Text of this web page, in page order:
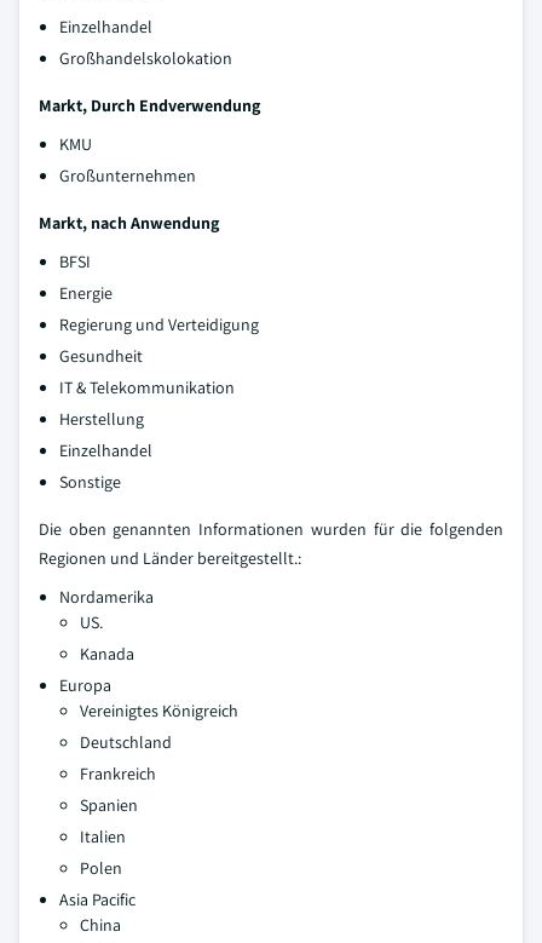
Einzelhandel
Großhandelskolokation
Markt, Durch Endverwendung
KMU
Großunternehmen
Markt, nach Anwendung
BFSI
Energie
Regierung und Verteidigung
Gesundheit
IT & Telekommunikation
Herstellung
Einzelhandel
Sonstige
Die oben genannten Informationen wurden für die folgenden
Regionen und Länder bereitgestellt.:
Nordamerika
US.
Kanada
Europa
Vereinigtes Königreich
Deutschland
Frankreich
Spanien
Italien
Polen
Asia Pacific
China